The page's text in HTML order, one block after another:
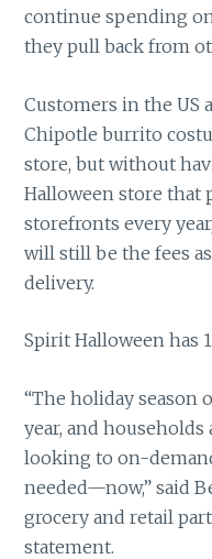
continue spending
they pull back from
Customers in the US
Chipotle burrito
store, but without
Halloween store that
storefronts every
will still be the fees
delivery.
Spirit Halloween has
“The holiday
year, and
looking to on-
needed—now,” said
grocery and retail
statement.